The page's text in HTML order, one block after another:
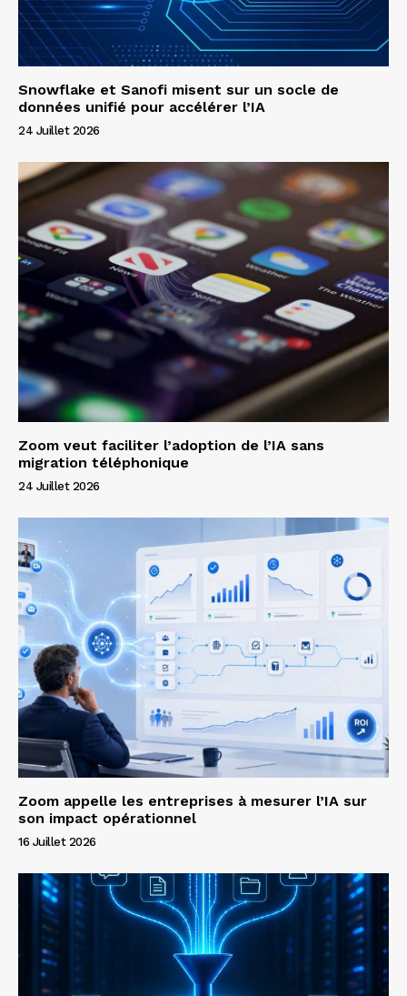
Snowflake et Sanofi misent sur un socle de
données unifié pour accélérer l’IA
24 Juillet 2026
Zoom veut faciliter l’adoption de l’IA sans
migration téléphonique
24 Juillet 2026
Zoom appelle les entreprises à mesurer l’IA sur
son impact opérationnel
16 Juillet 2026